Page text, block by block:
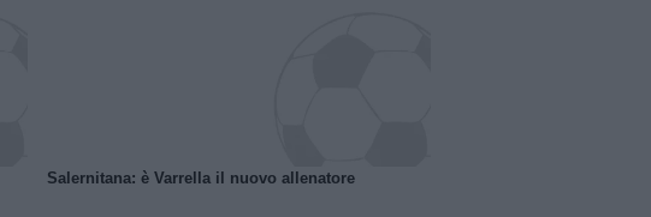
Salernitana: è Varrella il nuovo allenatore